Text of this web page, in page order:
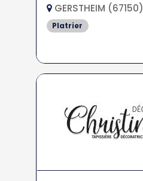
GERSTHEIM (67150)
Platrier